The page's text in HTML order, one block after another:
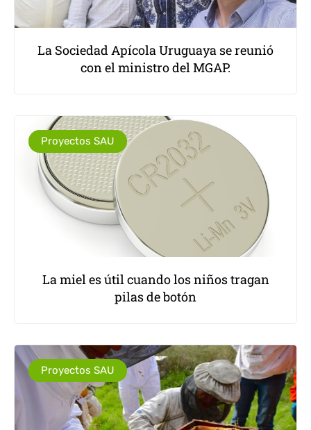
La Sociedad Apícola Uruguaya se reunió
con el ministro del MGAP.
Proyectos SAU
La miel es útil cuando los niños tragan
pilas de botón
Proyectos SAU